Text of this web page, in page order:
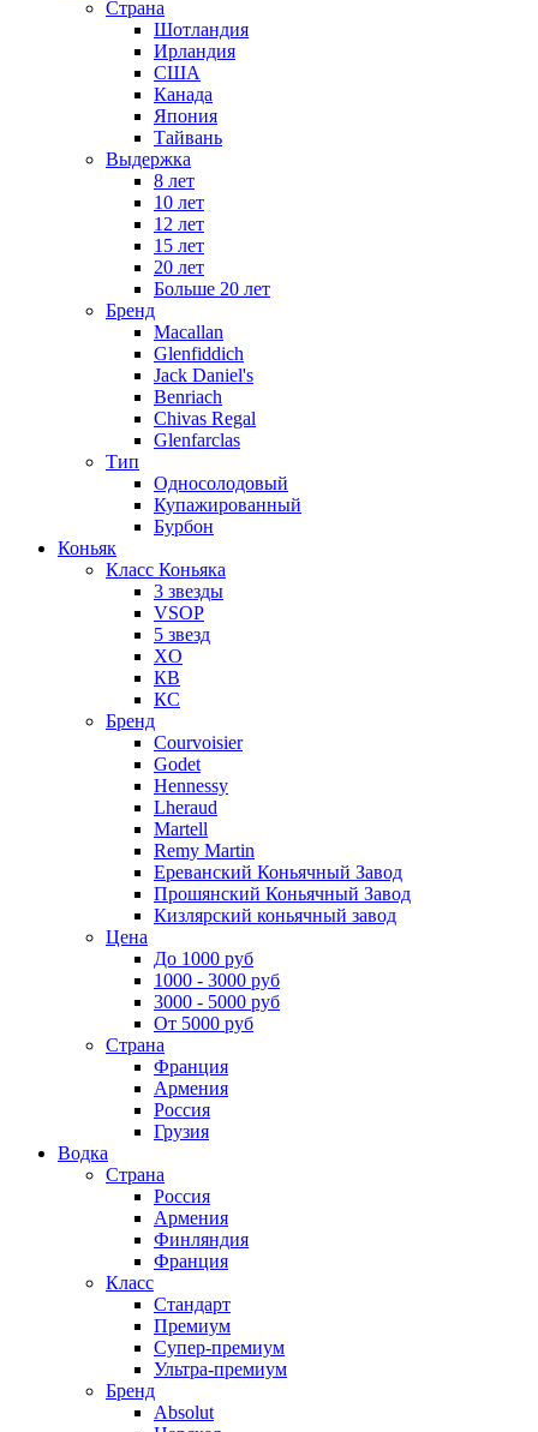
Страна
Шотландия
Ирландия
США
Канада
Япония
Тайвань
Выдержка
8 лет
10 лет
12 лет
15 лет
20 лет
Больше 20 лет
Бренд
Macallan
Glenfiddich
Jack Daniel's
Benriach
Chivas Regal
Glenfarclas
Тип
Односолодовый
Купажированный
Бурбон
Коньяк
Класс Коньяка
3 звезды
VSOP
5 звезд
XO
КВ
КС
Бренд
Courvoisier
Godet
Hennessy
Lheraud
Martell
Remy Martin
Ереванский Коньячный Завод
Прошянский Коньячный Завод
Кизлярский коньячный завод
Цена
До 1000 руб
1000 - 3000 руб
3000 - 5000 руб
От 5000 руб
Страна
Франция
Армения
Россия
Грузия
Водка
Страна
Россия
Армения
Финляндия
Франция
Класс
Стандарт
Премиум
Супер-премиум
Ультра-премиум
Бренд
Absolut